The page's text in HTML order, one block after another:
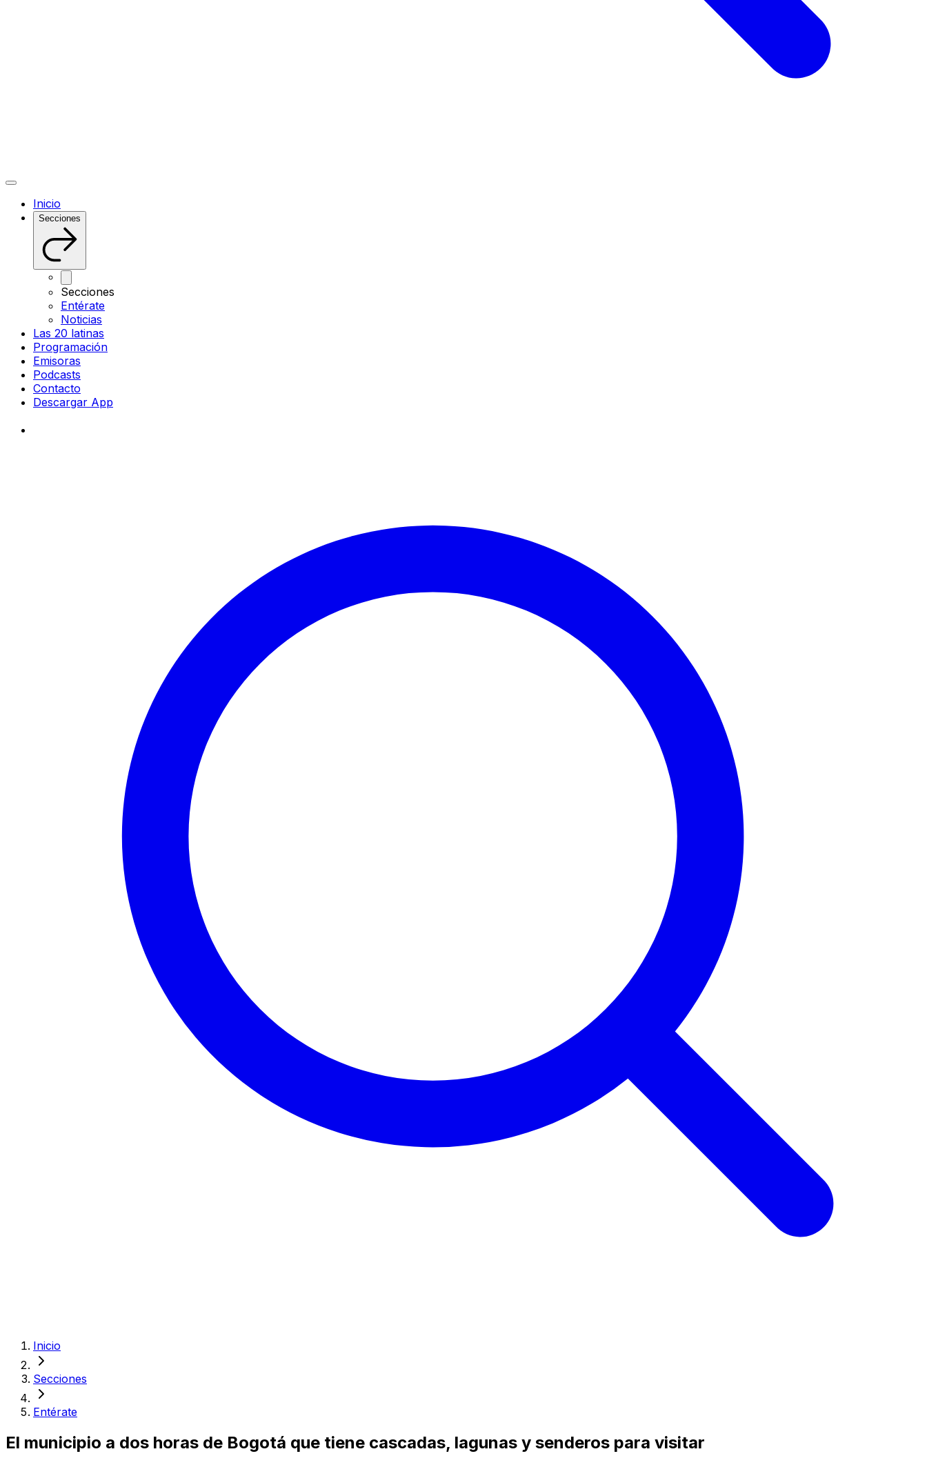
Inicio
Secciones
Secciones
Entérate
Noticias
Las 20 latinas
Programación
Emisoras
Podcasts
Contacto
Descargar App
Inicio
Secciones
Entérate
El municipio a dos horas de Bogotá que tiene cascadas, lagunas y senderos para visitar